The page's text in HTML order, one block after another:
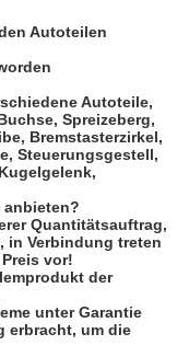
Autoteilen
Autoteile,
Spreizeberg,
Bremstasterzirkel,
Steuerungsgestell,
anbieten?
Quantitätsauftrag,
in Verbindung treten
vor!
der
unter Garantie
erbracht, um die